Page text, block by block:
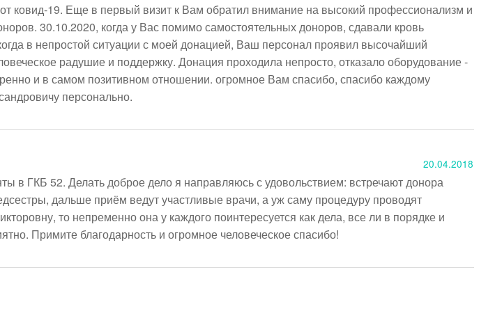
ковид-19. Еще в первый визит к Вам обратил внимание на высокий профессионализм и
30.10.2020, когда у Вас помимо самостоятельных доноров, сдавали кровь
в непростой ситуации с моей донацией, Ваш персонал проявил высочайший
радушие и поддержку. Донация проходила непросто, отказало оборудование -
и в самом позитивном отношении. огромное Вам спасибо, спасибо каждому
персонально.
20.04.2018
в ГКБ 52. Делать доброе дело я направляюсь с удовольствием: встречают донора
дальше приём ведут участливые врачи, а уж саму процедуру проводят
то непременно она у каждого поинтересуется как дела, все ли в порядке и
Примите благодарность и огромное человеческое спасибо!